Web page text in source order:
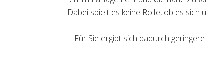
Dabei spielt es keine Rolle, ob es
Für Sie ergibt sich dadurch